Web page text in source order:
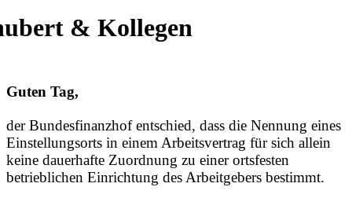
Guten Tag,
der Bundesfinanzhof entschied, dass die Nennung eines
Einstellungsorts in einem Arbeitsvertrag für sich allein
keine dauerhafte Zuordnung zu einer ortsfesten
betrieblichen Einrichtung des Arbeitgebers bestimmt.